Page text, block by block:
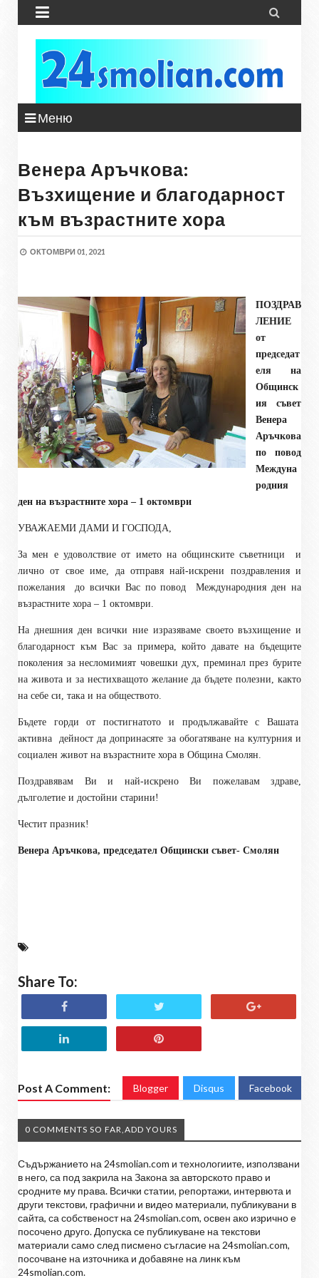
 
Меню
Венера Аръчкова:
Възхищение и благодарност
към възрастните хора
ОКТОМВРИ 01, 2021
ПОЗДРАВ
ЛЕНИЕ
от
председат
еля на
Общинск
ия съвет
Венера
Аръчкова
по повод
Междуна
родния
ден на възрастните хора – 1 октомври
УВАЖАЕМИ ДАМИ И ГОСПОДА,
За мен е удоволствие от името на общинските съветници
и
лично от свое име, да отправя най-искрени поздравления и
пожелания
до всички Вас по повод
Международния ден на
възрастните хора – 1 октомври.
На днешния ден всички ние изразяваме своето възхищение и
благодарност към Вас за примера, който давате на бъдещите
поколения за несломимият човешки дух, преминал през бурите
на живота и за нестихващото желание да бъдете полезни, както
на себе си, така и на обществото.
Бъдете горди от постигнатото и продължавайте с Вашата
активна
дейност да допринасяте за обогатяване на културния и
социален живот на възрастните хора в Община Смолян.
Поздравявам Ви и най-искрено Ви пожелавам здраве,
дълголетие и достойни старини!
Честит празник!
Венера Аръчкова, председател Общински съвет- Смолян
Share To:
Post A Comment: Blogger Disqus Facebook
0 COMMENTS SO FAR,ADD YOURS
Съдържанието на 24smolian.com и технологиите, използвани
в него, са под закрила на Закона за авторското право и
сродните му права. Всички статии, репортажи, интервюта и
други текстови, графични и видео материали, публикувани в
сайта, са собственост на 24smolian.com, освен ако изрично е
посочено друго. Допуска се публикуване на текстови
материали само след писмено съгласие на 24smolian.com,
посочване на източника и добавяне на линк към
24smolian.com.